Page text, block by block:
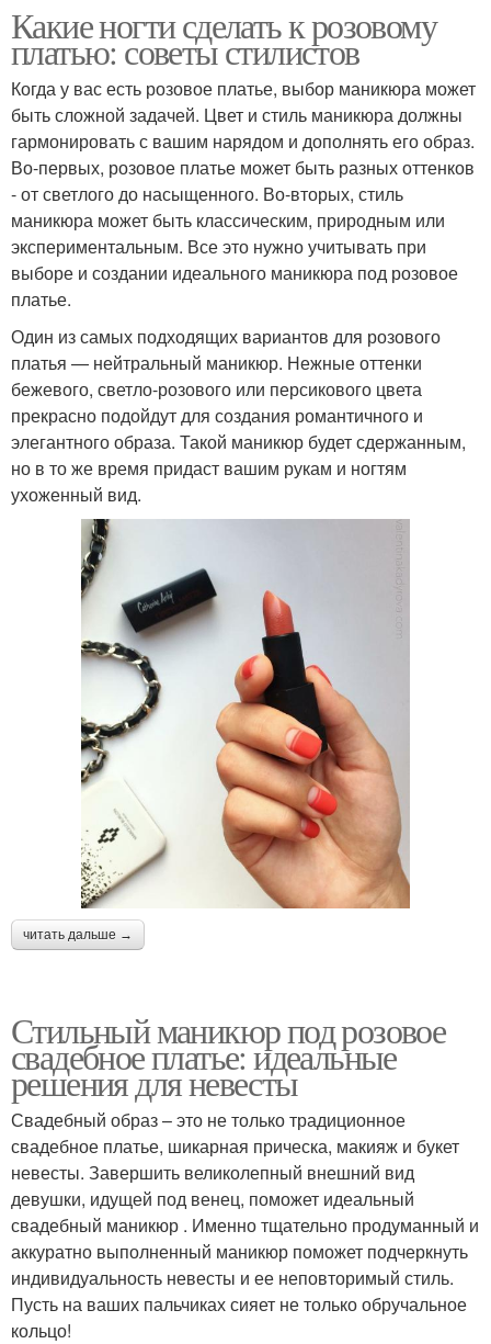
Какие ногти сделать к розовому
платью: советы стилистов
Когда у вас есть розовое платье, выбор маникюра может
быть сложной задачей. Цвет и стиль маникюра должны
гармонировать с вашим нарядом и дополнять его образ.
Во-первых, розовое платье может быть разных оттенков
- от светлого до насыщенного. Во-вторых, стиль
маникюра может быть классическим, природным или
экспериментальным. Все это нужно учитывать при
выборе и создании идеального маникюра под розовое
платье.
Один из самых подходящих вариантов для розового
платья — нейтральный маникюр. Нежные оттенки
бежевого, светло-розового или персикового цвета
прекрасно подойдут для создания романтичного и
элегантного образа. Такой маникюр будет сдержанным,
но в то же время придаст вашим рукам и ногтям
ухоженный вид.
читать дальше →
Стильный маникюр под розовое
свадебное платье: идеальные
решения для невесты
Свадебный образ – это не только традиционное
свадебное платье, шикарная прическа, макияж и букет
невесты. Завершить великолепный внешний вид
девушки, идущей под венец, поможет идеальный
свадебный маникюр . Именно тщательно продуманный и
аккуратно выполненный маникюр поможет подчеркнуть
индивидуальность невесты и ее неповторимый стиль.
Пусть на ваших пальчиках сияет не только обручальное
кольцо!